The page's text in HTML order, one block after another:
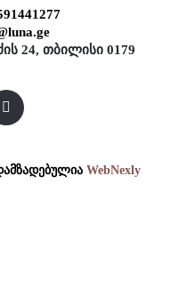
24, თბილისი 0179
WebNexly